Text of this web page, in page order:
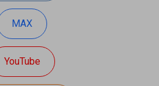
MAX
YouTube